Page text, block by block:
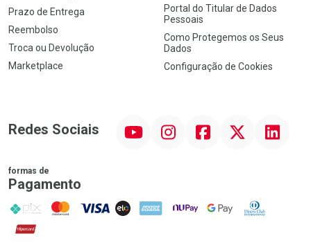
Prazo de Entrega
Reembolso
Troca ou Devolução
Marketplace
Portal do Titular de Dados
Pessoais
Como Protegemos os Seus
Dados
Configuração de Cookies
Redes Sociais InstagramFacebook Linkedin
formas de
Pagamento
PIX MasterCard
VISA ELO AMEX NuPay Google PayDiners Club
Hipercard